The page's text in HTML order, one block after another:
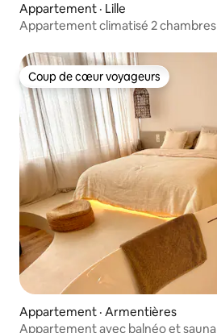
Appartement · Lille
Appartement climatisé 2 chambres
Coup de cœur voyageurs
Coup de cœur voyageurs
Appartement · Armentières
Appartement avec balnéo et sauna